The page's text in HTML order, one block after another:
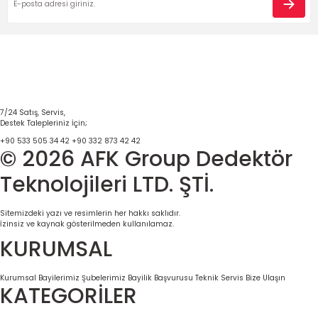
Ürün bilgilerinde hatalar bulunuyor.
7/24 Satış, Servis,
Destek Talepleriniz İçin;
+90 533 505 34 42 +90 332 873 42 42
© 2026 AFK Group Dedektör
Teknolojileri LTD. ŞTİ.
Sitemizdeki yazı ve resimlerin her hakkı saklıdır.
İzinsiz ve kaynak gösterilmeden kullanılamaz.
KURUMSAL
Kurumsal Bayilerimiz Şubelerimiz Bayilik Başvurusu Teknik Servis Bize Ulaşın
KATEGORİLER